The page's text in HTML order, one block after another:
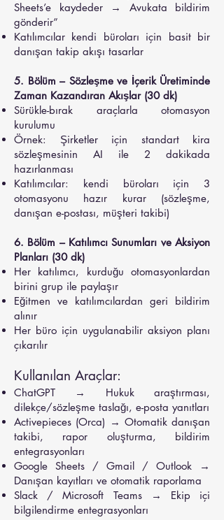
Sheets’e kaydeder → Avukata bildirim
gönderir”
Katılımcılar kendi büroları için basit bir
danışan takip akışı tasarlar
5. Bölüm – Sözleşme ve İçerik Üretiminde
Zaman Kazandıran Akışlar (30 dk)
Sürükle-bırak araçlarla otomasyon
kurulumu
Örnek: Şirketler için standart kira
sözleşmesinin AI ile 2 dakikada
hazırlanması
Katılımcılar: kendi büroları için 3
otomasyonu hazır kurar (sözleşme,
danışan e-postası, müşteri takibi)
6. Bölüm – Katılımcı Sunumları ve Aksiyon
Planları (30 dk)
Her katılımcı, kurduğu otomasyonlardan
birini grup ile paylaşır
Eğitmen ve katılımcılardan geri bildirim
alınır
Her büro için uygulanabilir aksiyon planı
çıkarılır
Kullanılan Araçlar:
ChatGPT → Hukuk araştırması,
dilekçe/sözleşme taslağı, e-posta yanıtları
Activepieces (Orca) → Otomatik danışan
takibi, rapor oluşturma, bildirim
entegrasyonları
Google Sheets / Gmail / Outlook →
Danışan kayıtları ve otomatik raporlama
Slack / Microsoft Teams → Ekip içi
bilgilendirme entegrasyonları